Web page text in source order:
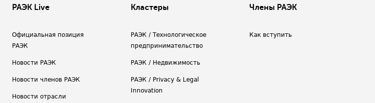
РАЭК Live
Официальная позиция
РАЭК
Новости РАЭК
Новости членов РАЭК
Новости отрасли
Кластеры
РАЭК / Технологическое
предпринимательство
РАЭК / Недвижимость
РАЭК / Privacy & Legal
Innovation
Члены РАЭК
Как вступить